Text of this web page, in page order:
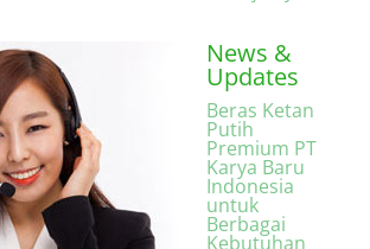
News &
Updates
Beras Ketan
Putih
Premium PT
Karya Baru
Indonesia
untuk
Berbagai
Kebutuhan